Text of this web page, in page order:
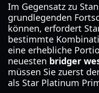
Im Gegensatz zu
grundlegenden
können, erfordert
bestimmte
eine erhebliche
neuesten bridger
müssen Sie zuerst
als Star Platinum